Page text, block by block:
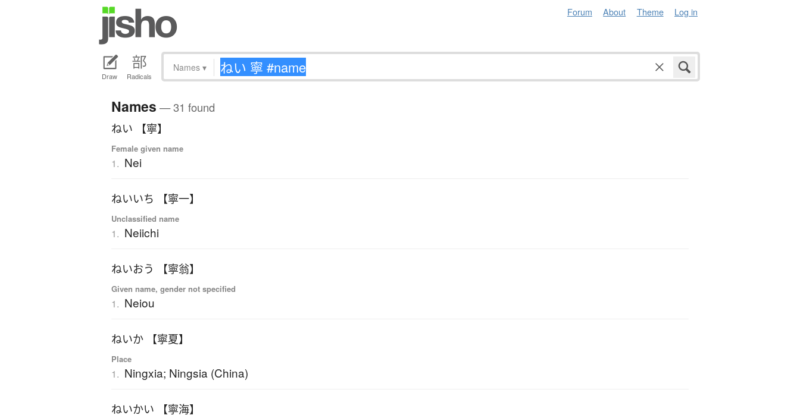
Forum About Theme Log in
Draw Radicals
Names ▾
Names — 31 found
ねい 【寧】
Female given name
1. Nei
ねいいち 【寧一】
Unclassified name
1. Neiichi
ねいおう 【寧翁】
Given name, gender not specified
1. Neiou
ねいか 【寧夏】
Place
1. Ningxia; Ningsia (China)
ねいかい 【寧海】